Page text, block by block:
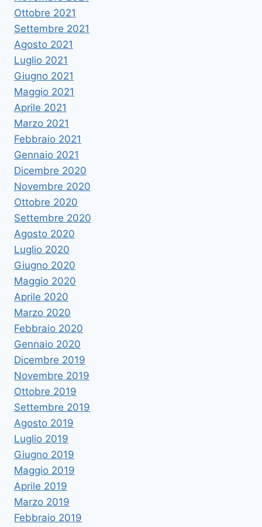
Ottobre 2021
Settembre 2021
Agosto 2021
Luglio 2021
Giugno 2021
Maggio 2021
Aprile 2021
Marzo 2021
Febbraio 2021
Gennaio 2021
Dicembre 2020
Novembre 2020
Ottobre 2020
Settembre 2020
Agosto 2020
Luglio 2020
Giugno 2020
Maggio 2020
Aprile 2020
Marzo 2020
Febbraio 2020
Gennaio 2020
Dicembre 2019
Novembre 2019
Ottobre 2019
Settembre 2019
Agosto 2019
Luglio 2019
Giugno 2019
Maggio 2019
Aprile 2019
Marzo 2019
Febbraio 2019